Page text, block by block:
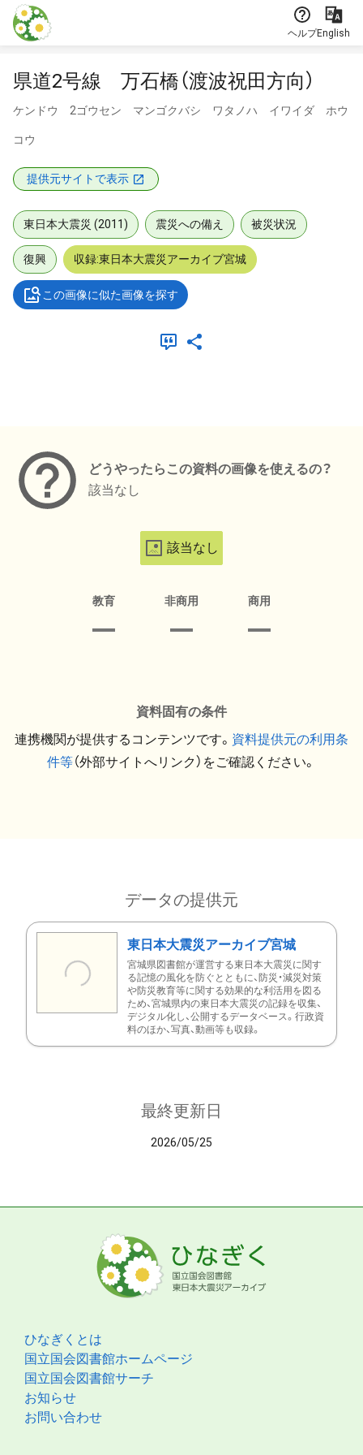
本文に飛ぶ
ヘルプEnglish
県道2号線 万石橋（渡波祝田方向）
ケンドウ 2ゴウセン マンゴクバシ ワタノハ イワイダ ホウ
コウ
提供元サイトで表示
東日本大震災 (2011) 震災への備え 被災状況
復興 収録:東日本大震災アーカイブ宮城
この画像に似た画像を探す
どうやったらこの資料の画像を使えるの？
該当なし
該当なし
教育 非商用 商用
資料固有の条件
連携機関が提供するコンテンツです。 資料提供元の利用条
件等（外部サイトへリンク）をご確認ください。
データの提供元
東日本大震災アーカイブ宮城
宮城県図書館が運営する東日本大震災に関す
る記憶の風化を防ぐとともに、防災・減災対策
や防災教育等に関する効果的な利活用を図る
ため、宮城県内の東日本大震災の記録を収集、
デジタル化し、公開するデータベース。行政資
料のほか、写真、動画等も収録。
最終更新日
2026/05/25
ひなぎくとは
国立国会図書館ホームページ
国立国会図書館サーチ
お知らせ
お問い合わせ